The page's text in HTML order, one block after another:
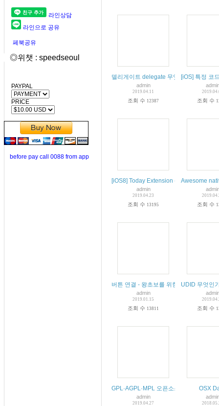
라인상담
라인으로 공유
페북공유
◎위챗 : speedseoul
PAYPAL
PRICE
before pay call 0088 from app
델리게이트 delegate 무엇인가 잘된설명
admin
2019.04.11
조회 수 12387
[iOS] 특정 코
조회 수
[iOS8] Today Extension (Widget) 개념
admin
2019.04.23
조회 수 13195
Awesome
조회 수
버튼 연결 - 왕초보를 위한 스위프트 프
admin
2019.01.15
조회 수 13811
UDID 무엇인
조회 수
GPL·AGPL·MPL 오픈소스SW 라이선스
admin
2019.04.27
OSX